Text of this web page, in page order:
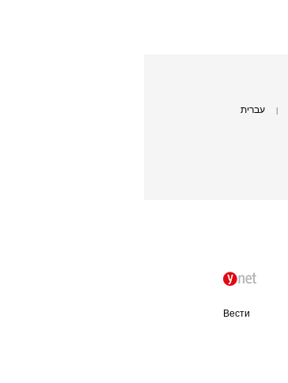
עברית
Вести